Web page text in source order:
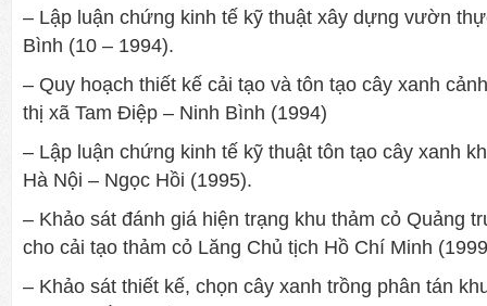
– Lập luận chứng kinh tế kỹ thuật xây dựng vườn
Bình (10 – 1994).
– Quy hoạch thiết kế cải tạo và tôn tạo cây xanh
thị xã Tam Điệp – Ninh Bình (1994)
– Lập luận chứng kinh tế kỹ thuật tôn tạo cây xanh
Hà Nội – Ngọc Hồi (1995).
– Khảo sát đánh giá hiện trạng khu thảm cỏ Quảng
cho cải tạo thảm cỏ Lăng Chủ tịch Hồ Chí Minh
– Khảo sát thiết kế, chọn cây xanh trồng phân tán